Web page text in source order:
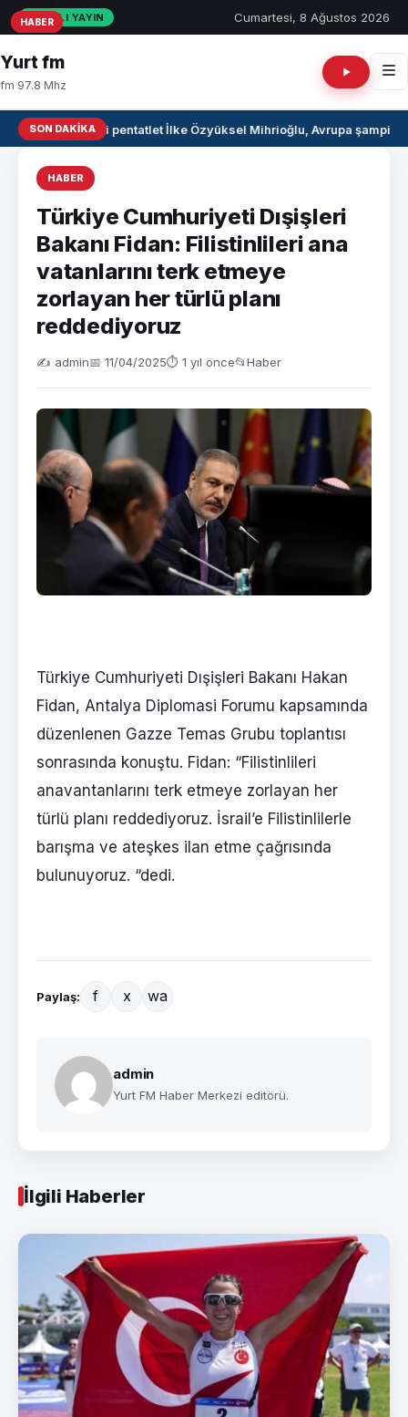
CANLI YAYIN Cumartesi, 8 Ağustos 2026
Yurt fm
fm 97.8 Mhz
SON DAKIKAMilli pentatlet İlke Özyüksel Mihrioğlu, Avrupa
HABER
Türkiye Cumhuriyeti Dışişleri
Bakanı Fidan: Filistinlileri ana
vatanlarını terk etmeye
zorlayan her türlü planı
reddediyoruz
✍️ admin📅 11/04/2025⏱ 1 yıl önce📂Haber
Türkiye Cumhuriyeti Dışişleri Bakanı Hakan
Fidan, Antalya Diplomasi Forumu kapsamında
düzenlenen Gazze Temas Grubu toplantısı
sonrasında konuştu. Fidan: “Filistinlileri
anavantanlarını terk etmeye zorlayan her
türlü planı reddediyoruz. İsrail’e Filistinlilerle
barışma ve ateşkes ilan etme çağrısında
bulunuyoruz. “dedi.
Paylaş: f x wa
admin
Yurt FM Haber Merkezi editörü.
İlgili Haberler
HABER
HABER
HABER